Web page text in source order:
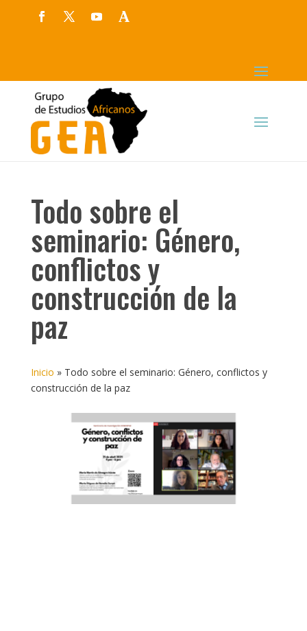
Todo sobre el
seminario: Género,
conflictos y
construcción de la
paz
Inicio » Todo sobre el seminario: Género, conflictos y
construcción de la paz